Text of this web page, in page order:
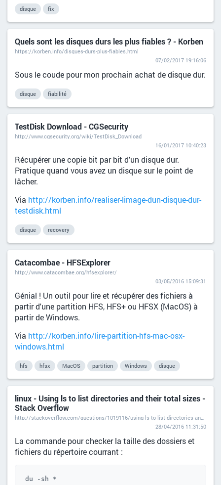
disque fix
Quels sont les disques durs les plus fiables ? - Korben
https://korben.info/disques-durs-plus-fiables.html
07/02/2017 19:16:06
Sous le coude pour mon prochain achat de disque dur.
disque fiabilité
TestDisk Download - CGSecurity
http://www.cgsecurity.org/wiki/TestDisk_Download
16/01/2017 10:40:23
Récupérer une copie bit par bit d'un disque dur.
Pratique quand vous avez un disque sur le point de
lâcher.
Via http://korben.info/realiser-limage-dun-disque-dur-
testdisk.html
disque recovery
Catacombae - HFSExplorer
http://www.catacombae.org/hfsexplorer/
03/05/2016 15:09:31
Génial ! Un outil pour lire et récupérer des fichiers à
partir d'une partition HFS, HFS+ ou HFSX (MacOS) à
partir de Windows.
Via http://korben.info/lire-partition-hfs-mac-osx-
windows.html
hfs hfsx MacOS partition Windows disque
linux - Using ls to list directories and their total sizes -
Stack Overflow
http://stackoverflow.com/questions/1019116/using-ls-to-list-directories-and-their-total-sizes
28/04/2016 11:31:50
La commande pour checker la taille des dossiers et
fichiers du répertoire courrant :
du -sh *